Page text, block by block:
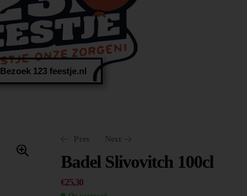
Bezoek 123 feestje.nl
Prev Next
Badel Slivovitch 100cl
€25,30